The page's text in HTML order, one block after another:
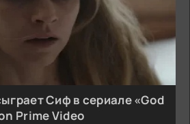
Сиф в сериале «God
Prime Video